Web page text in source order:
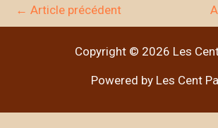
← Article précédent
Copyright © 2026 Les
Powered by Les Cent